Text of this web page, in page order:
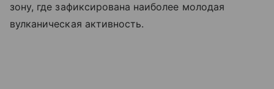
зону, где зафиксирована наиболее молодая
вулканическая активность.